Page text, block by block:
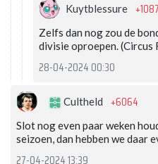
Kuytblessure
Zelfs dan nog zou de
divisie oproepen. (Circus
28-04-2024 00:30
Cultheld +6064
Slot nog even paar weken
seizoen, dan hebben we daar
27-04-2024 13:39